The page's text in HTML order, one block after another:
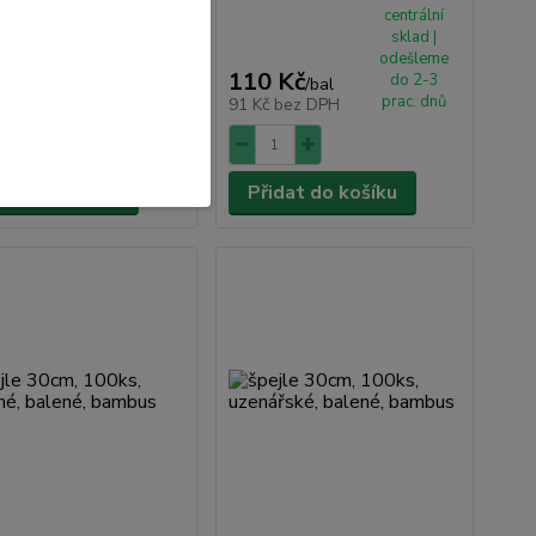
110 Kč/bal
91 Kč bez DPH
centrální
sklad |
odešleme
do 2-3
prac. dnů
Přidat do košíku